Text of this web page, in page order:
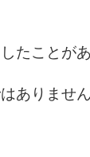
たことがあ
ありません